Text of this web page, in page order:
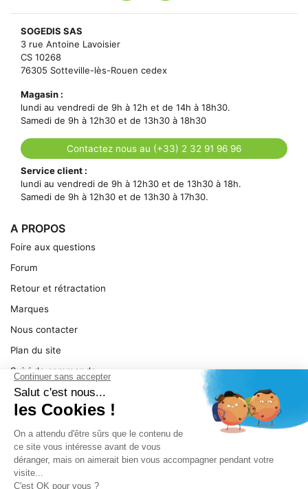
SOGEDIS SAS
3 rue Antoine Lavoisier
CS 10268
76305 Sotteville-lès-Rouen cedex
Magasin :
lundi au vendredi de 9h à 12h et de 14h à 18h30.
Samedi de 9h à 12h30 et de 13h30 à 18h30
Contactez nous au (+33) 2 32 91 96 96
Service client :
lundi au vendredi de 9h à 12h30 et de 13h30 à 18h.
Samedi de 9h à 12h30 et de 13h30 à 17h30.
A PROPOS
Foire aux questions
Forum
Retour et rétractation
Marques
Nous contacter
Plan du site
Suivi de commande
Ma facture
Mentions légales
Conditions générales
SERVICE
Pièces détachées